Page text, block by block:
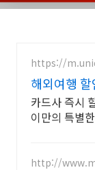
https://
해외여행
카드사 즉시
이만의 특별
http://